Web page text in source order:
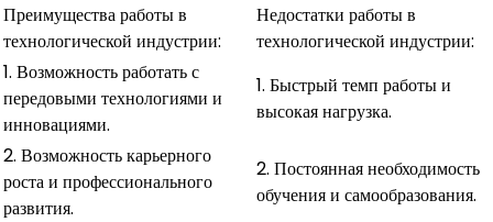
Преимущества работы в
технологической индустрии:
Недостатки работы в
технологической индустрии:
1. Возможность работать с
передовыми технологиями и
инновациями.
1. Быстрый темп работы и
высокая нагрузка.
2. Возможность карьерного
роста и профессионального
развития.
2. Постоянная необходимость
обучения и самообразования.